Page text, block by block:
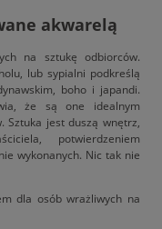
akwarelą
na sztukę odbiorców.
lub sypialni podkreślą
boho i japandi.
że są one idealnym
Sztuka jest duszą wnętrz,
potwierdzeniem
wykonanych. Nic tak nie
dla osób wrażliwych na